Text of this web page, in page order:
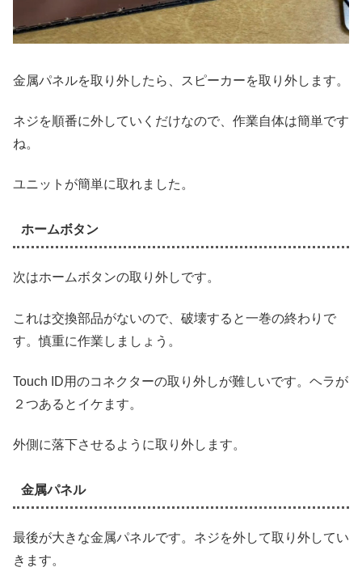
金属パネルを取り外したら、スピーカーを取り外します。
ネジを順番に外していくだけなので、作業自体は簡単です
ね。
ユニットが簡単に取れました。
ホームボタン
次はホームボタンの取り外しです。
これは交換部品がないので、破壊すると一巻の終わりで
す。慎重に作業しましょう。
Touch ID用のコネクターの取り外しが難しいです。ヘラが
２つあるとイケます。
外側に落下させるように取り外します。
金属パネル
最後が大きな金属パネルです。ネジを外して取り外してい
きます。